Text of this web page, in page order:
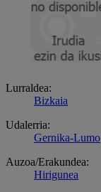
Lurraldea:
Bizkaia
Udalerria:
Gernika-Lumo
Auzoa/Erakundea:
Hirigunea